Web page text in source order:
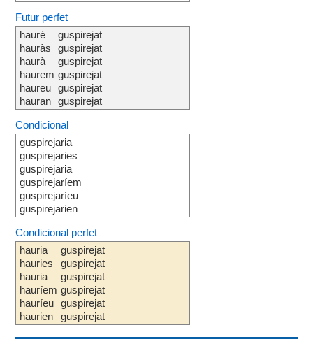
Futur perfet
hauré
hauràs
haurà
haurem
haureu
hauran
guspirejat
guspirejat
guspirejat
guspirejat
guspirejat
guspirejat
Condicional
guspirejaria
guspirejaries
guspirejaria
guspirejaríem
guspirejaríeu
guspirejarien
Condicional perfet
hauria
hauries
hauria
hauríem
hauríeu
haurien
guspirejat
guspirejat
guspirejat
guspirejat
guspirejat
guspirejat